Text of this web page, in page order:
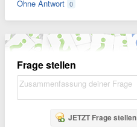
Ohne Antwort 0
Frage stellen
JETZT Frage stellen